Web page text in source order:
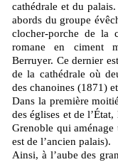
cathédrale et du
abords du groupe
clocher-porche de la
romane en ciment
Berruyer. Ce dernier
de la cathédrale où
des chanoines (1871)
Dans la première
des églises et de
Grenoble qui
est de l’ancien palais).
Ainsi, à l’aube des